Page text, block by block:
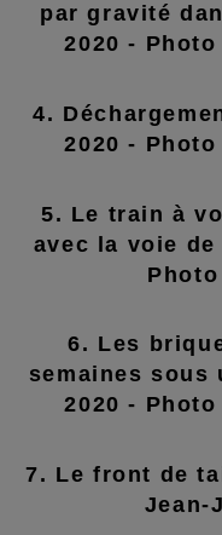
par gravité
2020 -
4.
2020 -
5. Le train à
avec la voie de
6. Les
semaines sous
2020 -
7. Le front de
Jean-